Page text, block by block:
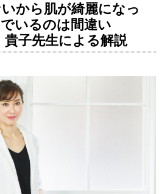
から肌が綺麗になっ
いるのは間違い
子先生による解説